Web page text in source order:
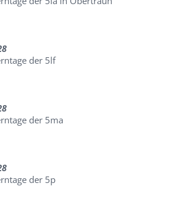
der 5lf
der 5ma
der 5p